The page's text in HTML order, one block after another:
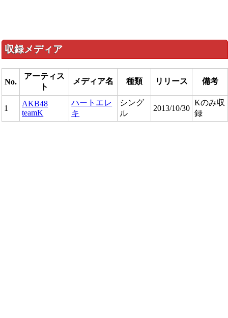
収録メディア
No.
アーティス
ト
メディア名 種類 リリース 備考
1
AKB48
teamK
ハートエレ
キ
シング
ル
2013/10/30
Kのみ収
録